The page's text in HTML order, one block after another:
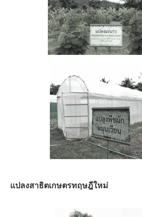
แปลงสาธิตเกษตรทฤษฎีใหม่